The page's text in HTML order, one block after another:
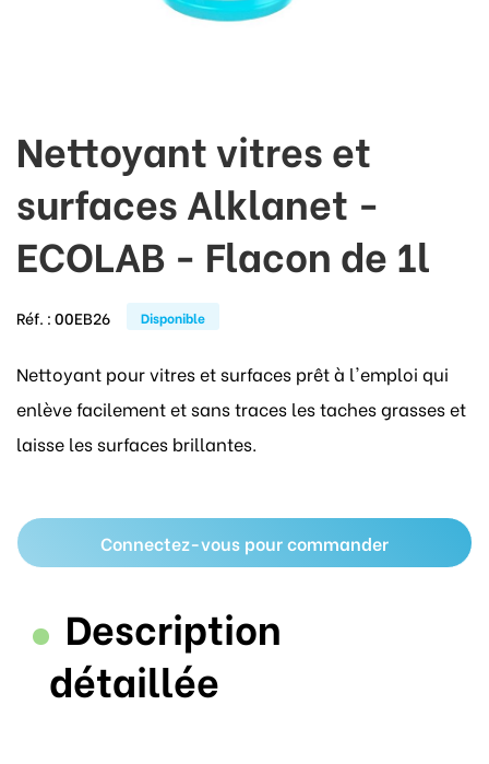
Nettoyant vitres et
surfaces Alklanet -
ECOLAB - Flacon de 1l
Réf. :00EB26 Disponible
Nettoyant pour vitres et surfaces prêt à l'emploi qui
enlève facilement et sans traces les taches grasses et
laisse les surfaces brillantes.
Connectez-vous pour commander
Description
détaillée